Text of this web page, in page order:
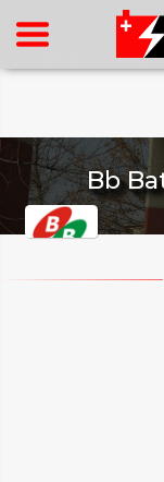
Warning
: Undefined
/home/superon/
Bb